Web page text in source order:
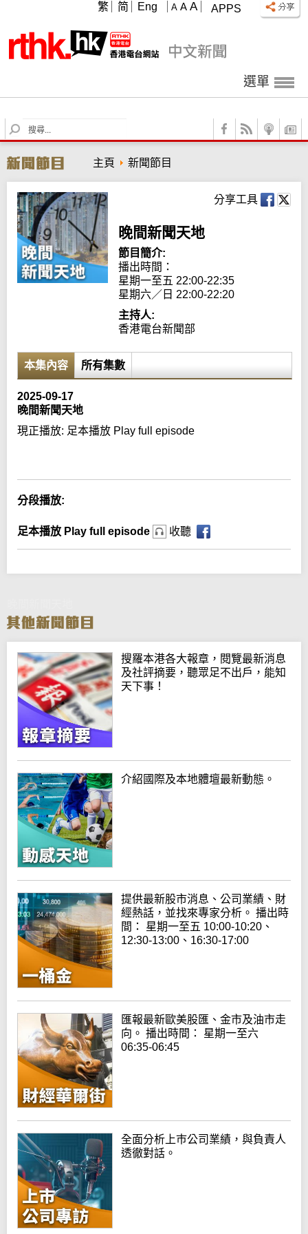
APPS
A A A
繁 简 Eng
選單
S
e
r
c
h
主頁 新聞節目
分享工具
晚間新聞天地
節目簡介:
播出時間：
星期一至五 22:00-22:35
星期六／日 22:00-22:20
主持人:
香港電台新聞部
本集內容 所有集數
2025-09-17
晚間新聞天地
現正播放: 足本播放 Play full episode
分段播放:
足本播放 Play full episode 收聽
搜羅本港各大報章，閱覽最新消息
及社評摘要，聽眾足不出戶，能知
天下事！
介紹國際及本地體壇最新動態。
提供最新股市消息、公司業績、財
經熱話，並找來專家分析。 播出時
間： 星期一至五 10:00-10:20、
12:30-13:00、16:30-17:00
匯報最新歐美股匯、金市及油市走
向。 播出時間： 星期一至六
06:35-06:45
全面分析上巿公司業績，與負責人
透徹對話。